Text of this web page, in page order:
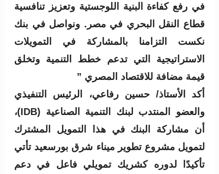
في رفع كفاءة البنية اللوجستية وتعزيز تنافسية
قطاع النقل البحري في مصر. ونواصل في بنك
نكست التزامنا بالمشاركة في التمويلات
الاستراتيجية التي تدعم خطط التنمية وتخلق
قيمة مضافة للاقتصاد المصري ”
أكد الأستاذ/ حسين رفاعي، الرئيس التنفيذي
والعضو المنتدب لبنك التنمية الصناعية (IDB)،
أن مشاركة البنك في هذا التمويل المشترك
لتمويل مشروع تطوير ميناء شرق بورسعيد تأتي
تأكيدًا لدوره كشريك تمويلي فاعل في دعم